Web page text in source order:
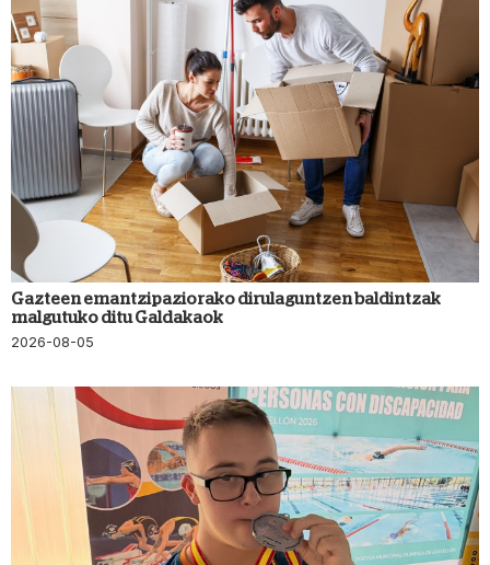
Gazteen emantzipaziorako dirulaguntzen baldintzak
malgutuko ditu Galdakaok
2026-08-05